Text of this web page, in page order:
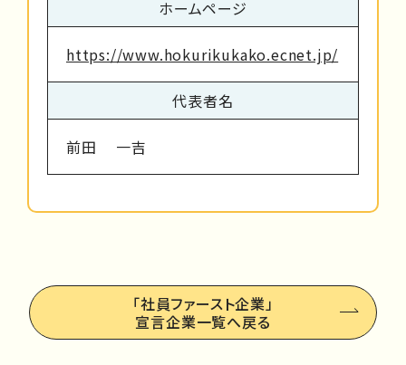
ホームページ
https://www.hokurikukako.ecnet.jp/
代表者名
前田 一吉
「社員ファースト企業」
宣言企業一覧へ戻る